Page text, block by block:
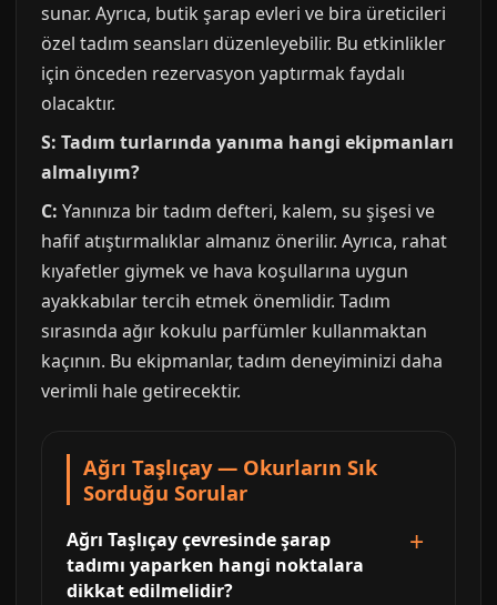
sunar. Ayrıca, butik şarap evleri ve bira üreticileri
özel tadım seansları düzenleyebilir. Bu etkinlikler
için önceden rezervasyon yaptırmak faydalı
olacaktır.
S: Tadım turlarında yanıma hangi ekipmanları
almalıyım?
C: Yanınıza bir tadım defteri, kalem, su şişesi ve
hafif atıştırmalıklar almanız önerilir. Ayrıca, rahat
kıyafetler giymek ve hava koşullarına uygun
ayakkabılar tercih etmek önemlidir. Tadım
sırasında ağır kokulu parfümler kullanmaktan
kaçının. Bu ekipmanlar, tadım deneyiminizi daha
verimli hale getirecektir.
Ağrı Taşlıçay — Okurların Sık
Sorduğu Sorular
Ağrı Taşlıçay çevresinde şarap
tadımı yaparken hangi noktalara
dikkat edilmelidir?